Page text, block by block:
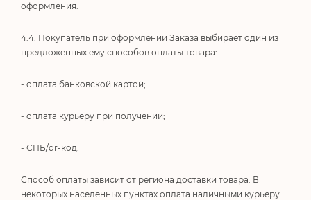
оформления.
4.4. Покупатель при оформлении Заказа выбирает один из
предложенных ему способов оплаты товара:
- оплата банковской картой;
- оплата курьеру при получении;
- СПБ/qr-код.
Способ оплаты зависит от региона доставки товара. В
некоторых населенных пунктах оплата наличными курьеру